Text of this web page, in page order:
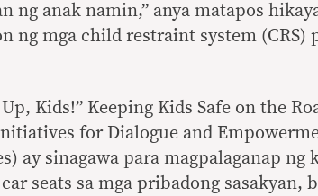
ng anak namin,” anya matapos
ng mga child restraint system (CRS)
Kids!” Keeping Kids Safe on the
for Dialogue and
ay sinagawa para magpalaganap ng
seats sa mga pribadong sasakyan,